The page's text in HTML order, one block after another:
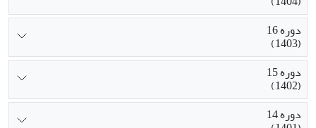
دوره 16
(1403)
دوره 15
(1402)
دوره 14